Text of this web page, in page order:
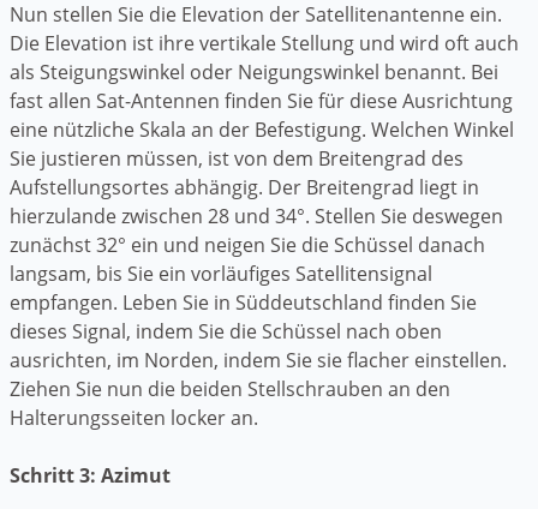
Nun stellen Sie die Elevation der Satellitenantenne ein.
Die Elevation ist ihre vertikale Stellung und wird oft auch
als Steigungswinkel oder Neigungswinkel benannt. Bei
fast allen Sat-Antennen finden Sie für diese Ausrichtung
eine nützliche Skala an der Befestigung. Welchen Winkel
Sie justieren müssen, ist von dem Breitengrad des
Aufstellungsortes abhängig. Der Breitengrad liegt in
hierzulande zwischen 28 und 34°. Stellen Sie deswegen
zunächst 32° ein und neigen Sie die Schüssel danach
langsam, bis Sie ein vorläufiges Satellitensignal
empfangen. Leben Sie in Süddeutschland finden Sie
dieses Signal, indem Sie die Schüssel nach oben
ausrichten, im Norden, indem Sie sie flacher einstellen.
Ziehen Sie nun die beiden Stellschrauben an den
Halterungsseiten locker an.
Schritt 3: Azimut